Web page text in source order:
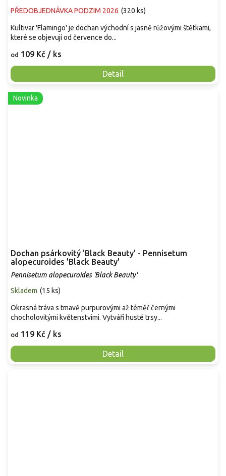
PŘEDOBJEDNÁVKA PODZIM 2026 (320 ks)
od 109 Kč / ks
Detail
Kultivar 'Flamingo' je dochan východní s jasně růžovými štětkami,
které se objevují od července do...
Novinka
Dochan psárkovitý 'Black Beauty' - Pennisetum
alopecuroides 'Black Beauty'
Pennisetum alopecuroides 'Black Beauty'
Skladem (15 ks)
od 119 Kč / ks
Detail
Okrasná tráva s tmavě purpurovými až téměř černými
chocholovitými květenstvími. Vytváří husté trsy...